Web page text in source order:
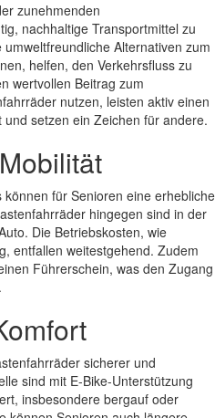
zunehmenden
nachhaltige Transportmittel zu
Alternativen zum
helfen, den Verkehrsfluss zu
wertvollen Beitrag zum
nutzen, leisten aktiv einen
setzen ein Zeichen für andere.
für Senioren eine erhebliche
hingegen sind in der
Die Betriebskosten, wie
entfallen weitestgehend. Zudem
Führerschein, was den Zugang
sicherer und
sind mit E-Bike-Unterstützung
insbesondere bergauf oder